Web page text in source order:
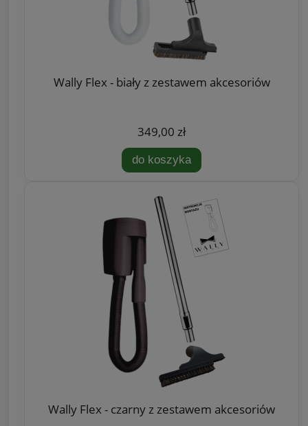
Wally Flex - biały z zestawem akcesoriów
349,00 zł
do koszyka
Wally Flex - czarny z zestawem akcesoriów